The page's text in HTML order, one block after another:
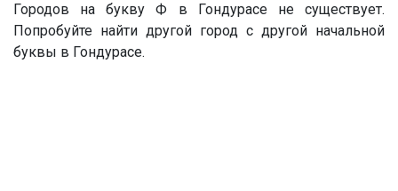
Городов на букву Ф в Гондурасе не существует.
Попробуйте найти другой город с другой начальной
буквы в Гондурасе.